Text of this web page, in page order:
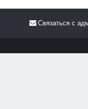
Связаться с